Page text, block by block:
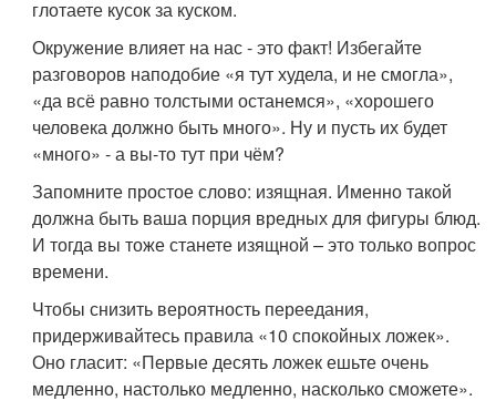
глотаете кусок за куском.
Окружение влияет на нас - это факт! Избегайте
разговоров наподобие «я тут худела, и не смогла»,
«да всё равно толстыми останемся», «хорошего
человека должно быть много». Ну и пусть их будет
«много» - а вы-то тут при чём?
Запомните простое слово: изящная. Именно такой
должна быть ваша порция вредных для фигуры блюд.
И тогда вы тоже станете изящной – это только вопрос
времени.
Чтобы снизить вероятность переедания,
придерживайтесь правила «10 спокойных ложек».
Оно гласит: «Первые десять ложек ешьте очень
медленно, настолько медленно, насколько сможете».